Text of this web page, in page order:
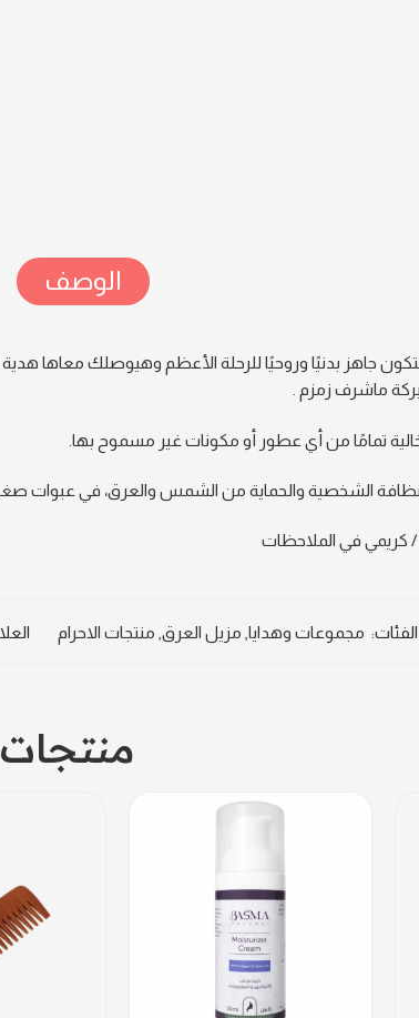
الوصف
جاهز بدنيًا وروحيًا للرحلة الأعظم وهيوصلك
ماشرف زمزم .
خالية تمامًا من أي عطور أو مكونات غير مسموح بها.
النظافة الشخصية والحماية من الشمس والعرق، في عبوات
/ كريمي في الملاحظات
الفئات: مجموعات وهدايا, مزيل العرق, منتجات الاحرام